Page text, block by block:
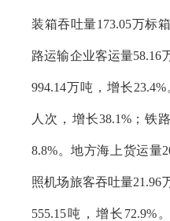
装箱吞吐量173.05万标
路运输企业客运量58.16
994.14万吨，增长
人次，增长38.1%；铁
8.8%。地方海上货运量
照机场旅客吞吐量21.96
555.15吨，增长72.9%